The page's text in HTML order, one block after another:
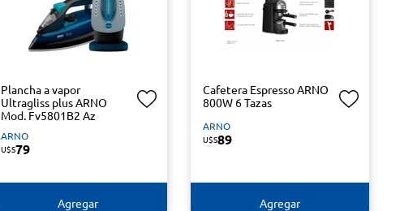
Plancha a vapor
Ultragliss plus ARNO
Mod. Fv5801B2 Az
ARNO
U$S79
Agregar
Cafetera Espresso ARNO
800W 6 Tazas
ARNO
U$S89
Agregar